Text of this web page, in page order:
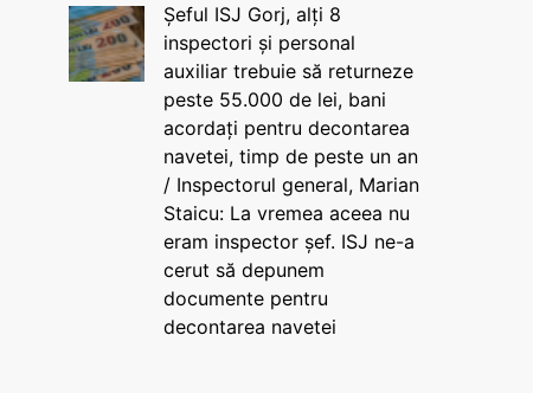
Șeful ISJ Gorj, alți 8
inspectori și personal
auxiliar trebuie să returneze
peste 55.000 de lei, bani
acordați pentru decontarea
navetei, timp de peste un an
/ Inspectorul general, Marian
Staicu: La vremea aceea nu
eram inspector șef. ISJ ne-a
cerut să depunem
documente pentru
decontarea navetei